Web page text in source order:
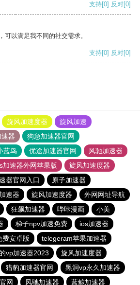
支持[0] 反对[0]
可以满足我不同的社交需求。
支持[0] 反对[0]
旋风加速度器
旋风加速
器
狗急加速器官网
蓝鸟 优途加速器官网
风驰加速器
加速器外网苹果版
旋风加速度器
器官网入口
原子加速器
速器 旋风加速度器
外网网址导航
狂飙加速器 哔咔漫画
小美
梯子npv加速免费
ios加速器
费安卓版
telegeram苹果加速器
vp加速器2023
旋风加速度器
猎豹加速器官网
黑洞vp永久加速器
网 风驰加速器 蓝鲸加速器